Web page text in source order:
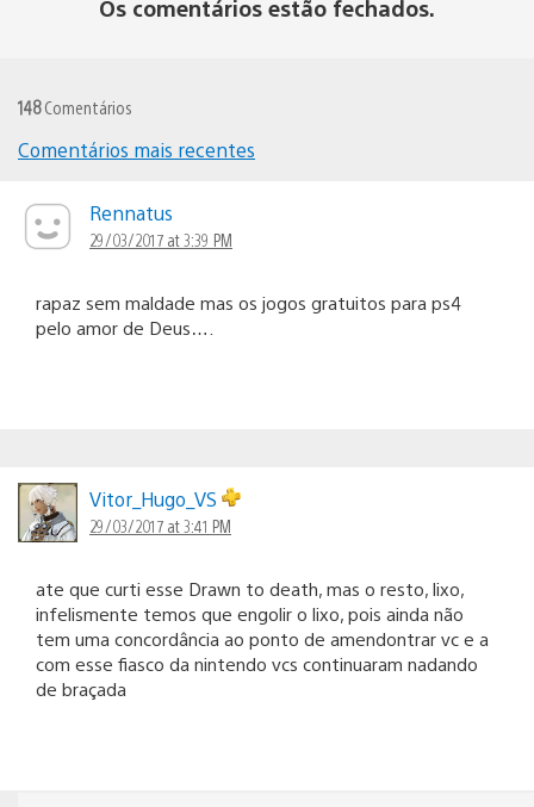
Os comentários estão fechados.
148Comentários
de
comentários
Comentários mais recentes
Rennatus
29/03/2017 at 3:39 PM
rapaz sem maldade mas os jogos gratuitos para ps4
pelo amor de Deus….
Vitor_Hugo_VS
29/03/2017 at 3:41 PM
ate que curti esse Drawn to death, mas o resto, lixo,
infelismente temos que engolir o lixo, pois ainda não
tem uma concordância ao ponto de amendontrar vc e a
com esse fiasco da nintendo vcs continuaram nadando
de braçada